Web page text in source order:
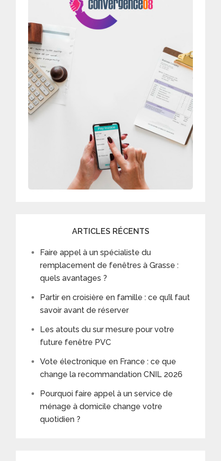
ARTICLES RÉCENTS
Faire appel à un spécialiste du
remplacement de fenêtres à Grasse :
quels avantages ?
Partir en croisière en famille : ce qu’il faut
savoir avant de réserver
Les atouts du sur mesure pour votre
future fenêtre PVC
Vote électronique en France : ce que
change la recommandation CNIL 2026
Pourquoi faire appel à un service de
ménage à domicile change votre
quotidien ?